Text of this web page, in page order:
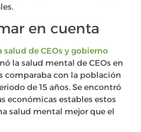
en cuenta
salud de CEOs y gobierno
la salud mental de CEOs en
comparaba con la población
de 15 años. Se encontró
económicas estables estos
salud mental mejor que el